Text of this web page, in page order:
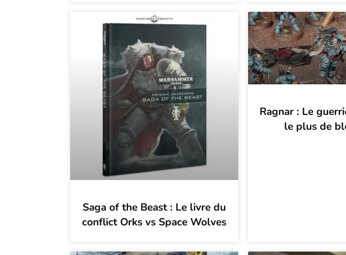
Saga of the Beast : Le livre du
conflict Orks vs Space Wolves
Ragnar : Le
le plus de